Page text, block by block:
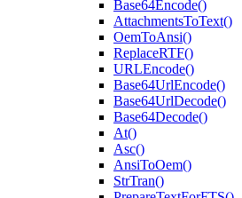
Base64Encode()
AttachmentsToText()
OemToAnsi()
ReplaceRTF()
URLEncode()
Base64UrlEncode()
Base64UrlDecode()
Base64Decode()
At()
Asc()
AnsiToOem()
StrTran()